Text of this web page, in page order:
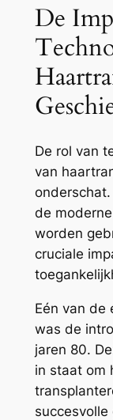
De
De rol van
van
de
worden
cruciale
Eén van de
was de
jaren 80.
in staat om